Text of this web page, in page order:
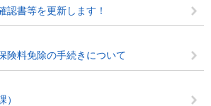
認書等を更新します！
険料免除の手続きについて
）